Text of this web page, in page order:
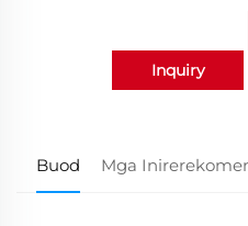
Inquiry
Buod Mga